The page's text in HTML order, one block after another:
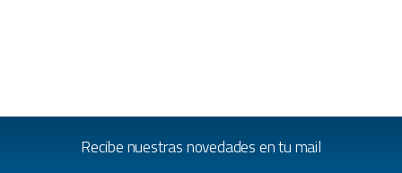
Recibe nuestras novedades en tu mail